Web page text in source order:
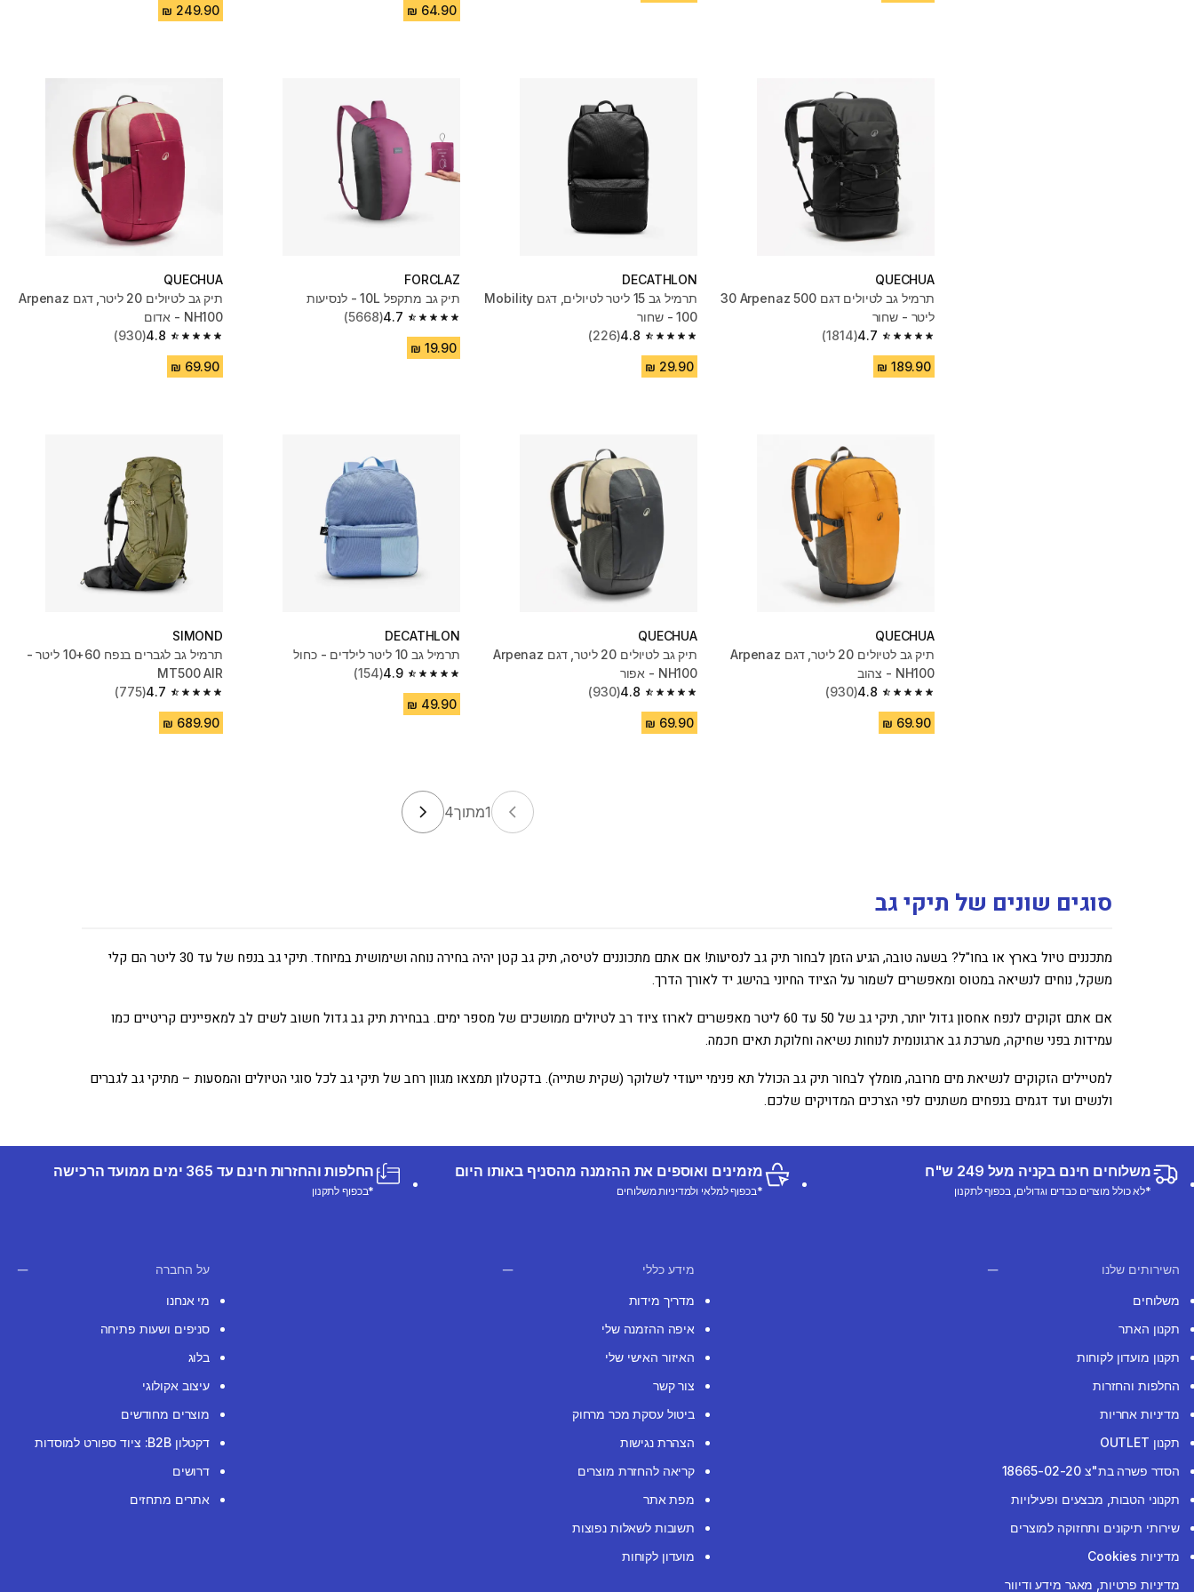
QUECHUA
תרמיל גב לטיולים דגם Arpenaz 500 ‏30
ליטר - שחור
4.7
4.7 out of 5 stars from 1814 reviews
(1814)
DECATHLON
תרמיל גב 15 ליטר לטיולים, דגם Mobility
100 - שחור
4.8
4.8 out of 5 stars from 226 reviews
(226)
FORCLAZ
תיק גב מתקפל 10L - לנסיעות
4.7
4.7 out of 5 stars from 5668 reviews
(5668)
QUECHUA
תיק גב לטיולים 20 ליטר, דגם Arpenaz
NH100 - אדום
4.8
4.8 out of 5 stars from 930 reviews
(930)
QUECHUA
תיק גב לטיולים 20 ליטר, דגם Arpenaz
NH100 - צהוב
4.8
4.8 out of 5 stars from 930 reviews
(930)
QUECHUA
תיק גב לטיולים 20 ליטר, דגם Arpenaz
NH100 - אפור
4.8
4.8 out of 5 stars from 930 reviews
(930)
DECATHLON
תרמיל גב 10 ליטר לילדים - כחול
4.9
4.9 out of 5 stars from 154 reviews
(154)
SIMOND
תרמיל גב לגברים בנפח 60‏+10 ליטר -
MT500 AIR
4.7
4.7 out of 5 stars from 775 reviews
(775)
1מתוך4
סוגים שונים של תיקי גב
מתכננים טיול בארץ או בחו"ל? בשעה טובה, הגיע הזמן לבחור תיק גב לנסיעות! אם אתם מתכוננים לטיסה, תיק גב קטן יהיה בחירה נוחה ושימושית במיוחד. תיקי גב בנפח של עד 30 ליטר הם קלי
משקל, נוחים לנשיאה במטוס ומאפשרים לשמור על הציוד החיוני בהישג יד לאורך הדרך.
אם אתם זקוקים לנפח אחסון גדול יותר, תיקי גב של 50 עד 60 ליטר מאפשרים לארוז ציוד רב לטיולים ממושכים של מספר ימים. בבחירת תיק גב גדול חשוב לשים לב למאפיינים קריטיים כמו
עמידות בפני שחיקה, מערכת גב ארגונומית לנוחות נשיאה וחלוקת תאים חכמה.
למטיילים הזקוקים לנשיאת מים מרובה, מומלץ לבחור תיק גב הכולל תא פנימי ייעודי לשלוקר (שקית שתייה). בדקטלון תמצאו מגוון רחב של תיקי גב לכל סוגי הטיולים והמסעות – מתיקי גב לגברים
ולנשים ועד דגמים בנפחים משתנים לפי הצרכים המדויקים שלכם.
משלוחים חינם בקניה מעל 249 ש"ח
*לא כולל מוצרים כבדים וגדולים, בכפוף לתקנון
מזמינים ואוספים את ההזמנה מהסניף באותו היום
*בכפוף למלאי ולמדיניות משלוחים
החלפות והחזרות חינם עד 365 ימים ממועד הרכישה
*בכפוף לתקנון
השירותים שלנו
משלוחים
תקנון האתר
תקנון מועדון לקוחות
החלפות והחזרות
מדיניות אחריות
תקנון OUTLET
הסדר פשרה בת"צ 18665-02-20
תקנוני הטבות, מבצעים ופעילויות
שירותי תיקונים ותחזוקה למוצרים
מדיניות Cookies
מדיניות פרטיות, מאגר מידע ודיוור
מידע כללי
מדריך מידות
איפה ההזמנה שלי
האיזור האישי שלי
צור קשר
ביטול עסקת מכר מרחוק
הצהרת נגישות
קריאה להחזרת מוצרים
מפת אתר
תשובות לשאלות נפוצות
מועדון לקוחות
על החברה
מי אנחנו
סניפים ושעות פתיחה
בלוג
עיצוב אקולוגי
מוצרים מחודשים
דקטלון B2B: ציוד ספורט למוסדות
דרושים
אתרים מתחזים